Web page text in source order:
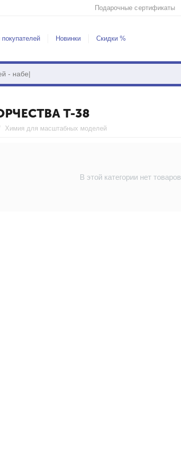
Подарочные сертификаты
Новинки Скидки %
Т-38
Химия для масштабных моделей
В этой категории нет товаров